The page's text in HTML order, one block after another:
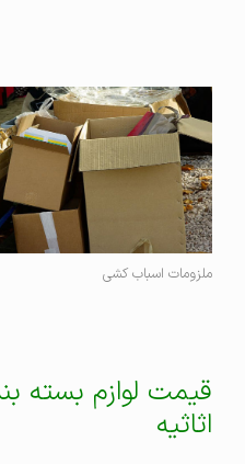
ملزومات اسباب کشی
قیمت لوازم بسته بندی
اثاثیه